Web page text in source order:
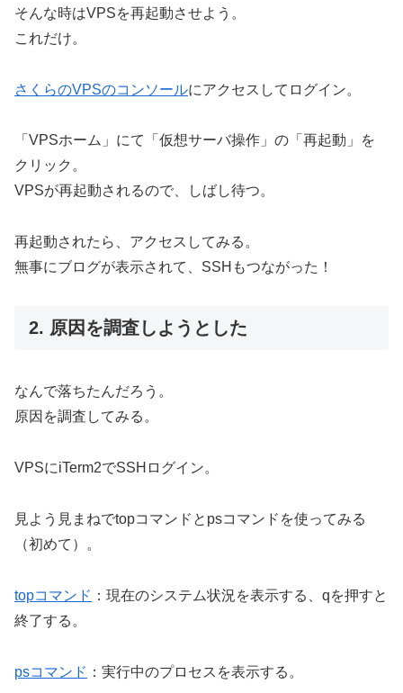
そんな時はVPSを再起動させよう。
これだけ。
さくらのVPSのコンソールにアクセスしてログイン。
「VPSホーム」にて「仮想サーバ操作」の「再起動」を
クリック。
VPSが再起動されるので、しばし待つ。
再起動されたら、アクセスしてみる。
無事にブログが表示されて、SSHもつながった！
2. 原因を調査しようとした
なんで落ちたんだろう。
原因を調査してみる。
VPSにiTerm2でSSHログイン。
見よう見まねでtopコマンドとpsコマンドを使ってみる
（初めて）。
topコマンド ：現在のシステム状況を表示する、qを押すと
終了する。
psコマンド ：実行中のプロセスを表示する。